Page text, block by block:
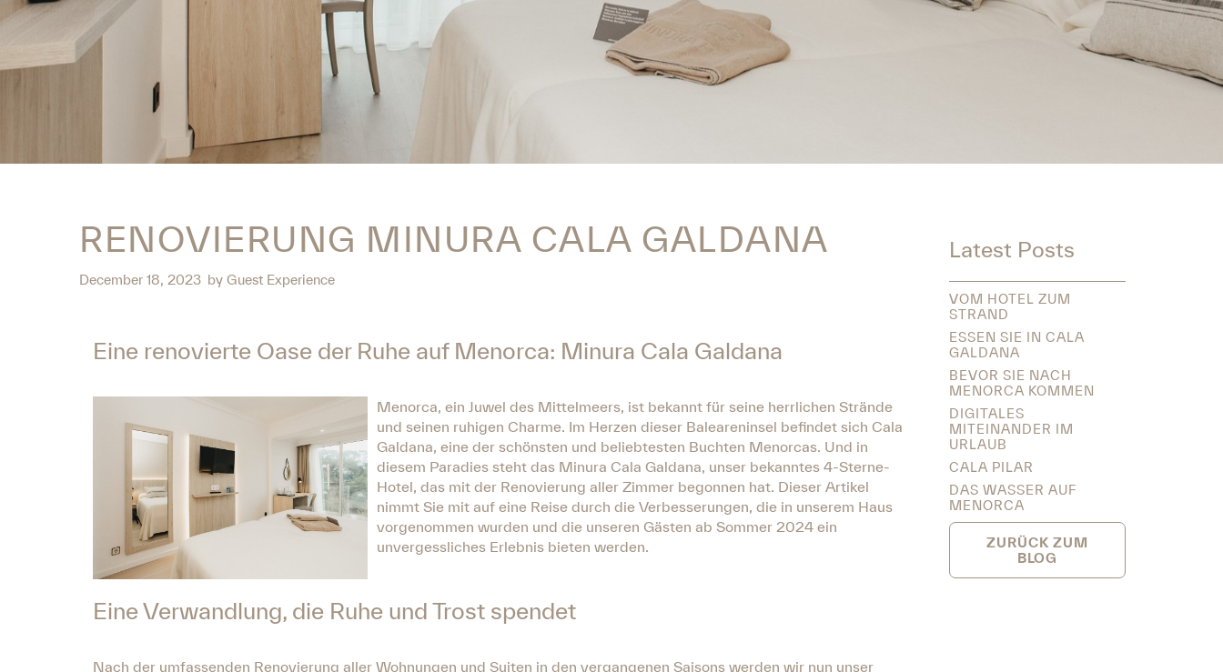
RENOVIERUNG MINURA CALA GALDANA
December 18, 2023 by Guest Experience
Eine renovierte Oase der Ruhe auf Menorca: Minura Cala Galdana
Menorca, ein Juwel des Mittelmeers, ist bekannt für seine herrlichen Strände
und seinen ruhigen Charme. Im Herzen dieser Baleareninsel befindet sich Cala
Galdana, eine der schönsten und beliebtesten Buchten Menorcas. Und in
diesem Paradies steht das Minura Cala Galdana, unser bekanntes 4-Sterne-
Hotel, das mit der Renovierung aller Zimmer begonnen hat. Dieser Artikel
nimmt Sie mit auf eine Reise durch die Verbesserungen, die in unserem Haus
vorgenommen wurden und die unseren Gästen ab Sommer 2024 ein
unvergessliches Erlebnis bieten werden.
Eine Verwandlung, die Ruhe und Trost spendet
Nach der umfassenden Renovierung aller Wohnungen und Suiten in den vergangenen Saisons werden wir nun unser
Latest Posts
VOM HOTEL ZUM
STRAND
ESSEN SIE IN CALA
GALDANA
BEVOR SIE NACH
MENORCA KOMMEN
DIGITALES
MITEINANDER IM
URLAUB
CALA PILAR
DAS WASSER AUF
MENORCA
ZURÜCK ZUM
BLOG